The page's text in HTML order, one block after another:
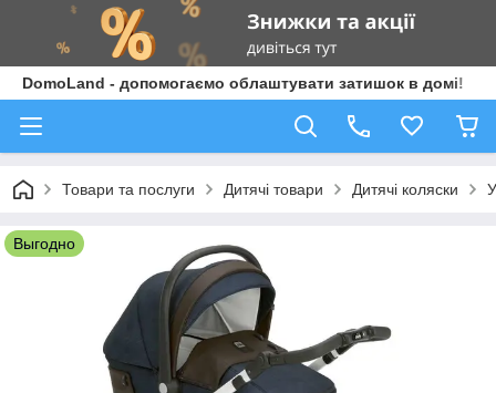
DomoLand - допомогаємо облаштувати затишок в домі!
Товари та послуги Дитячі товари Дитячі коляски
Выгодно